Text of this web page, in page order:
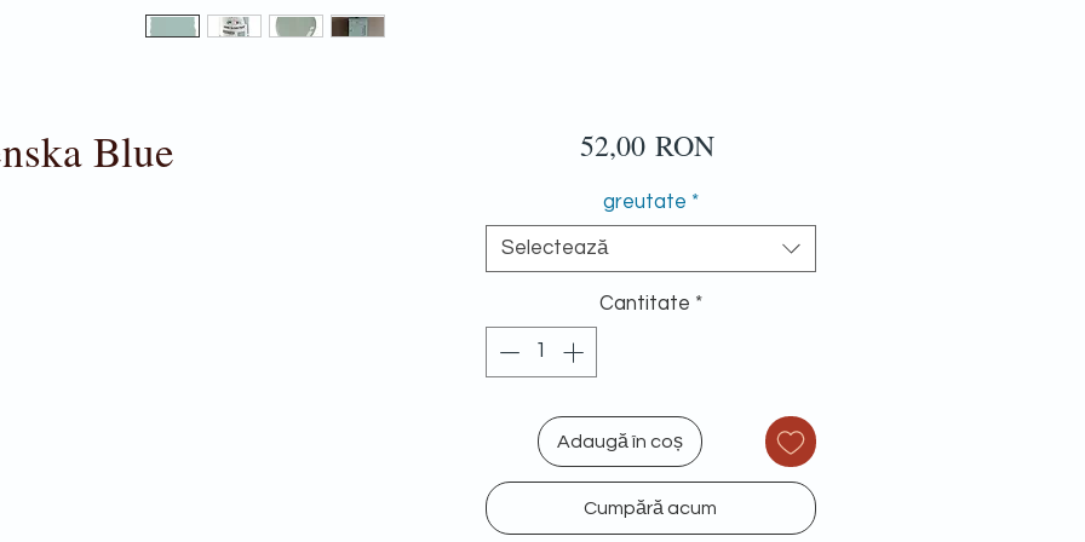
Blue 52,00 RONPreț
greutate *
Selectează
Cantitate *
Adaugă în coș
Cumpără acum